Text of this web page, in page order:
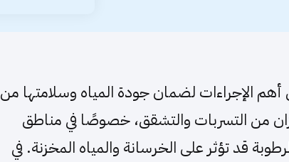
أهم الإجراءات لضمان جودة المياه وسلامتها من
من التسربات والتشقق، خصوصًا في مناطق
قد تؤثر على الخرسانة والمياه المخزنة. في